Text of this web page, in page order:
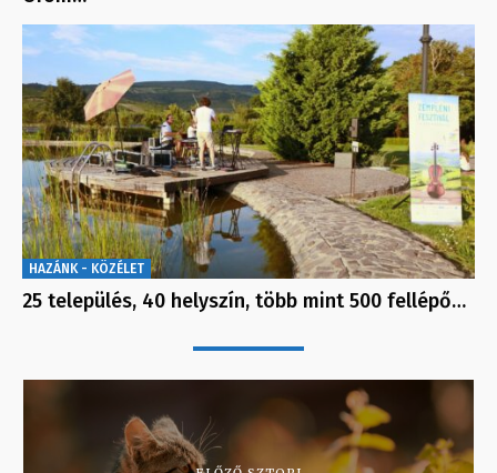
HAZÁNK - KÖZÉLET
25 település, 40 helyszín, több mint 500 fellépő…